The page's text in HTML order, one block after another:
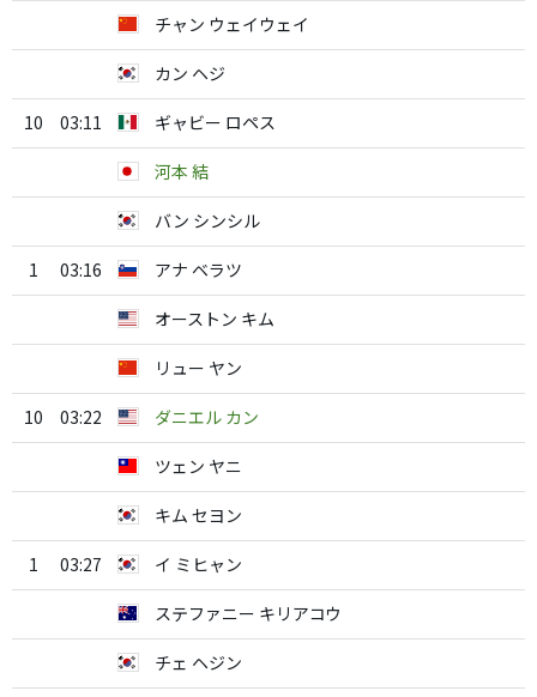
チャン ウェイウェイ
カン ヘジ
10 03:11 ギャビー ロペス
河本 結
バン シンシル
1 03:16 アナ ベラツ
オーストン キム
リュー ヤン
10 03:22 ダニエル カン
ツェン ヤニ
キム セヨン
1 03:27 イ ミヒャン
ステファニー キリアコウ
チェ ヘジン